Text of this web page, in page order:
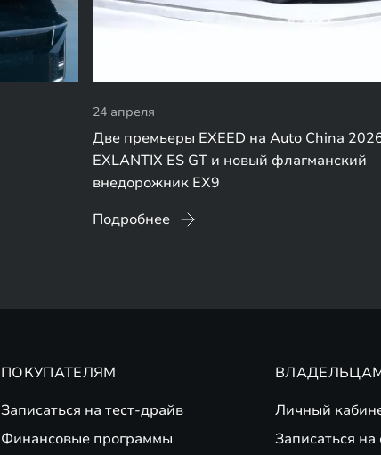
24 апреля
Две премьеры EXEED на Auto China
EXLANTIX ES GT и новый флагманский
внедорожник EX9
Подробнее
ПОКУПАТЕЛЯМ
Записаться на тест-драйв
Финансовые программы
Личный
Записаться на